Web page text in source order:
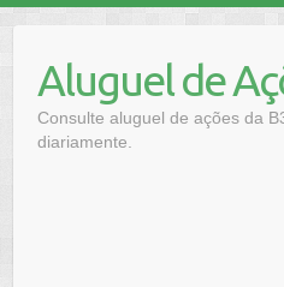
contentAluguel de
Consulte aluguel de ações da
diariamente.